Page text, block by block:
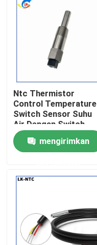
Tentang Kami
Kontrol Kualitas
Hubungi Kami
Berita
Termistor PTC
Ntc Thermistor
Control Temperature
Switch Sensor Suhu
Air Dengan Switch
Untuk Regulasi Suhu
mengirimkan